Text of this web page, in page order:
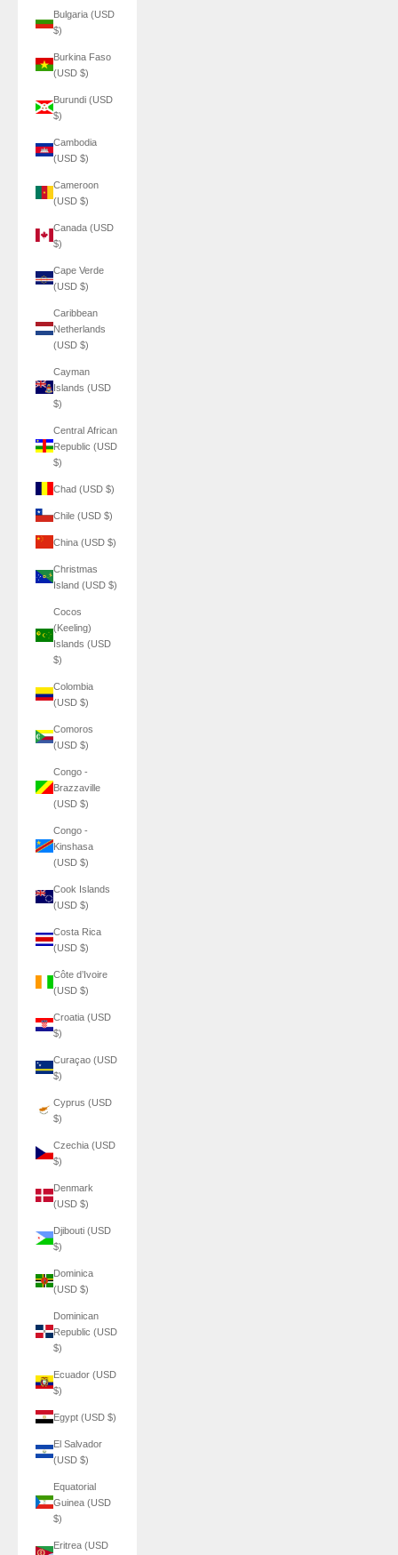
Bulgaria (USD
$)
Burkina Faso
(USD $)
Burundi (USD
$)
Cambodia
(USD $)
Cameroon
(USD $)
Canada (USD
$)
Cape Verde
(USD $)
Caribbean
Netherlands
(USD $)
Cayman
Islands (USD
$)
Central African
Republic (USD
$)
Chad (USD $)
Chile (USD $)
China (USD $)
Christmas
Island (USD $)
Cocos
(Keeling)
Islands (USD
$)
Colombia
(USD $)
Comoros
(USD $)
Congo -
Brazzaville
(USD $)
Congo -
Kinshasa
(USD $)
Cook Islands
(USD $)
Costa Rica
(USD $)
Côte d’Ivoire
(USD $)
Croatia (USD
$)
Curaçao (USD
$)
Cyprus (USD
$)
Czechia (USD
$)
Denmark
(USD $)
Djibouti (USD
$)
Dominica
(USD $)
Dominican
Republic (USD
$)
Ecuador (USD
$)
Egypt (USD $)
El Salvador
(USD $)
Equatorial
Guinea (USD
$)
Eritrea (USD